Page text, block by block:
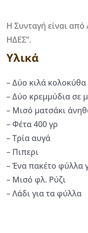
Η Συνταγή είναι
ΗΔΕΣ”.
Υλικά
– Δύο κιλά
– Δύο κρεμμύδια σε
– Μισό ματσάκι
– Φέτα 400 γρ
– Τρία αυγά
– Πιπερι
– Ένα πακέτο φύλλα
– Μισό φλ. Ρύζι
– Λάδι για τα φύλλα